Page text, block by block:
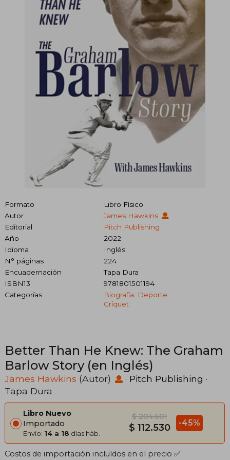
Formato
Libro Físico
Autor
James Hawkins
Editorial
Pitch Publishing
Año
2022
Idioma
Inglés
N° páginas
224
Encuadernación
Tapa Dura
ISBN13
9781801501194
Categorías
Biografía: Deporte
Críquet
Better Than He Knew: The Graham
Barlow Story (en Inglés)
James Hawkins (Autor) · Pitch Publishing ·
Tapa Dura
Libro Nuevo
Importado
Envío: 14 a 18 días háb.
$ 204.601
$ 112.530 -45%
Costos de importación incluídos en el precio ✅